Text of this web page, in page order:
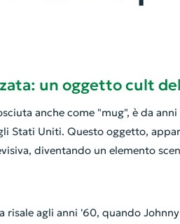
un oggetto cult
anche come "mug", è da
Stati Uniti. Questo oggetto,
diventando un elemento
risale agli anni '60, quando